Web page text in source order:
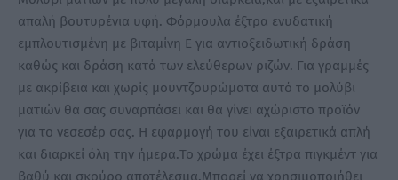
απαλή βουτυρένια υφή. Φόρμουλα έξτρα ενυδατική
εμπλουτισμένη με βιταμίνη Ε για αντιοξειδωτική δράση
καθώς και δράση κατά των ελεύθερων ριζών. Για γραμμές
με ακρίβεια και χωρίς μουντζουρώματα αυτό το μολύβι
ματιών θα σας συναρπάσει και θα γίνει αχώριστο προϊόν
για το νεσεσέρ σας. Η εφαρμογή του είναι εξαιρετικά απλή
και διαρκεί όλη την ήμερα.Το χρώμα έχει έξτρα πιγκμέντ για
βαθύ και σκούρο αποτέλεσμα.Μπορεί να χρησιμοποιήθει